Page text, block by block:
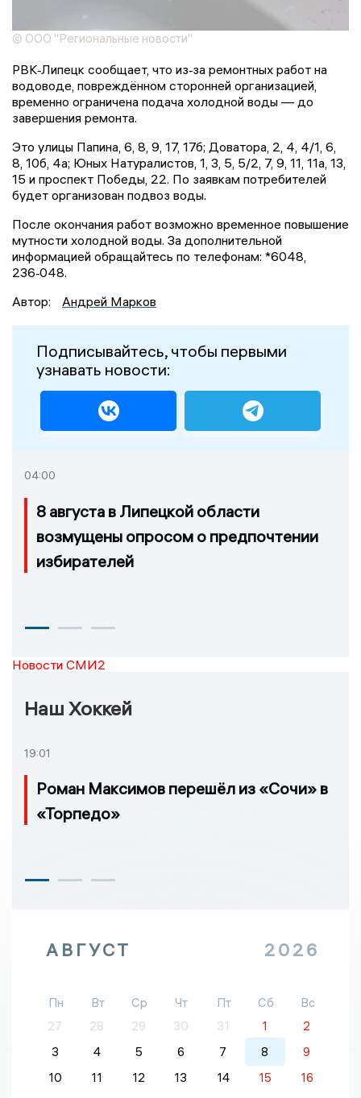
© ООО "Региональные новости"
РВК‑Липецк сообщает, что из‑за ремонтных работ на
водоводе, повреждённом сторонней организацией,
временно ограничена подача холодной воды — до
завершения ремонта.
Это улицы Папина, 6, 8, 9, 17, 17б; Доватора, 2, 4, 4/1, 6,
8, 10б, 4а; Юных Натуралистов, 1, 3, 5, 5/2, 7, 9, 11, 11а, 13,
15 и проспект Победы, 22. По заявкам потребителей
будет организован подвоз воды.
После окончания работ возможно временное повышение
мутности холодной воды. За дополнительной
информацией обращайтесь по телефонам: *6048,
236‑048.
Автор:
Андрей Марков
Подписывайтесь, чтобы первыми
узнавать новости:
04:00
8 августа в Липецкой области
возмущены опросом о предпочтении
избирателей
Новости СМИ2
Наш Хоккей
19:01
Роман Максимов перешёл из «Сочи» в
«Торпедо»
АВГУСТ 2026
Пн Вт Ср Чт Пт Сб
Вс
27
28 29 30 31 1
2
3
4 5 6 7 8
9
10
11 12 13 14 15
16